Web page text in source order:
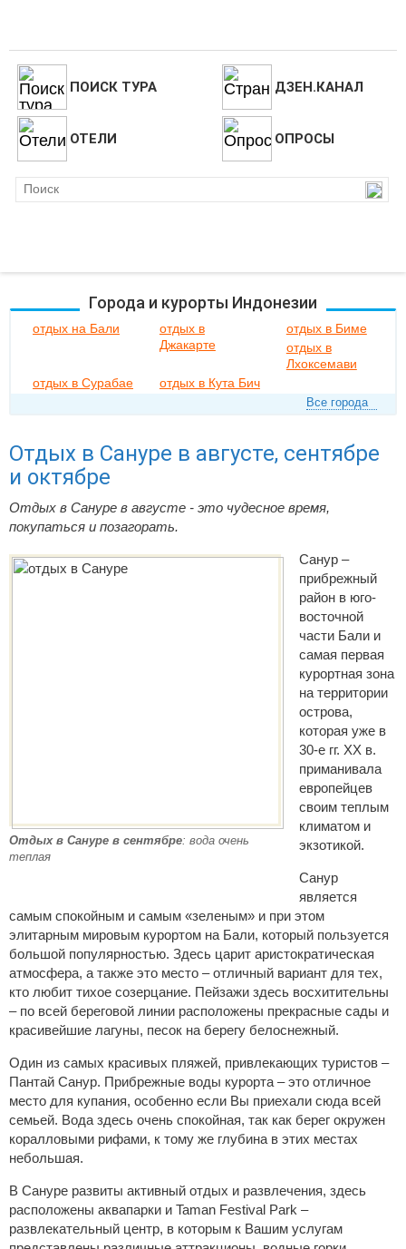
ПОИСК ТУРА ДЗЕН.КАНАЛ
ОТЕЛИ ОПРОСЫ
Города и курорты Индонезии
отдых на Бали
отдых в
Джакарте
отдых в Биме
отдых в
Лхоксемави
отдых в Сурабае
отдых в Кута Бич
Все города
Отдых в Сануре в августе, сентябре
и октябре
Отдых в Сануре в августе - это чудесное время,
покупаться и позагорать.
Отдых в Сануре в сентябре: вода очень
теплая
Санур –
прибрежный
район в юго-
восточной
части Бали и
самая первая
курортная зона
на территории
острова,
которая уже в
30-е гг. XX в.
приманивала
европейцев
своим теплым
климатом и
экзотикой.
Санур
является
самым спокойным и самым «зеленым» и при этом
элитарным мировым курортом на Бали, который пользуется
большой популярностью. Здесь царит аристократическая
атмосфера, а также это место – отличный вариант для тех,
кто любит тихое созерцание. Пейзажи здесь восхитительны
– по всей береговой линии расположены прекрасные сады и
красивейшие лагуны, песок на берегу белоснежный.
Один из самых красивых пляжей, привлекающих туристов –
Пантай Санур. Прибрежные воды курорта – это отличное
место для купания, особенно если Вы приехали сюда всей
семьей. Вода здесь очень спокойная, так как берег окружен
коралловыми рифами, к тому же глубина в этих местах
небольшая.
В Сануре развиты активный отдых и развлечения, здесь
расположены аквапарки и Taman Festival Park –
развлекательный центр, в которым к Вашим услугам